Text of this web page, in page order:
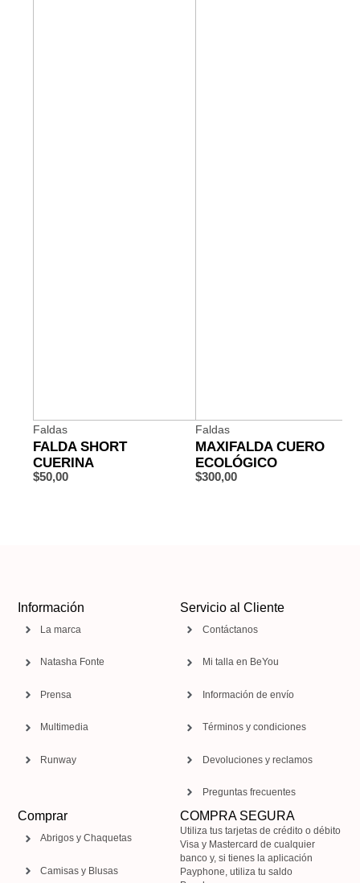
Faldas
FALDA SHORT
CUERINA
$50,00
Faldas
MAXIFALDA CUERO
ECOLÓGICO
$300,00
Información
La marca
Natasha Fonte
Prensa
Multimedia
Runway
Servicio al Cliente
Contáctanos
Mi talla en BeYou
Información de envío
Términos y condiciones
Devoluciones y reclamos
Preguntas frecuentes
Comprar
Abrigos y Chaquetas
Camisas y Blusas
COMPRA SEGURA
Utiliza tus tarjetas de crédito o débito
Visa y Mastercard de cualquier
banco y, si tienes la aplicación
Payphone, utiliza tu saldo